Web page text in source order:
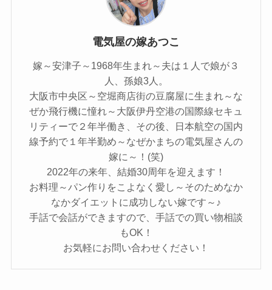
電気屋の嫁あつこ
嫁～安津子～1968年生まれ～夫は１人で娘が３
人、孫娘3人。
大阪市中央区～空堀商店街の豆腐屋に生まれ～な
ぜか飛行機に憧れ～大阪伊丹空港の国際線セキュ
リティーで２年半働き、その後、日本航空の国内
線予約で１年半勤め～なぜかまちの電気屋さんの
嫁に～！(笑)
2022年の来年、結婚30周年を迎えます！
お料理～パン作りをこよなく愛し～そのためなか
なかダイエットに成功しない嫁です～♪
手話で会話ができますので、手話での買い物相談
もOK！
お気軽にお問い合わせください！